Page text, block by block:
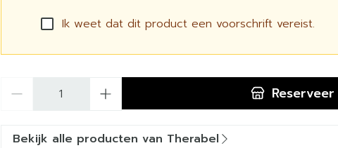
Ik weet dat dit product een voorschrift vereist.
Reserveer
Bekijk alle producten van Therabel